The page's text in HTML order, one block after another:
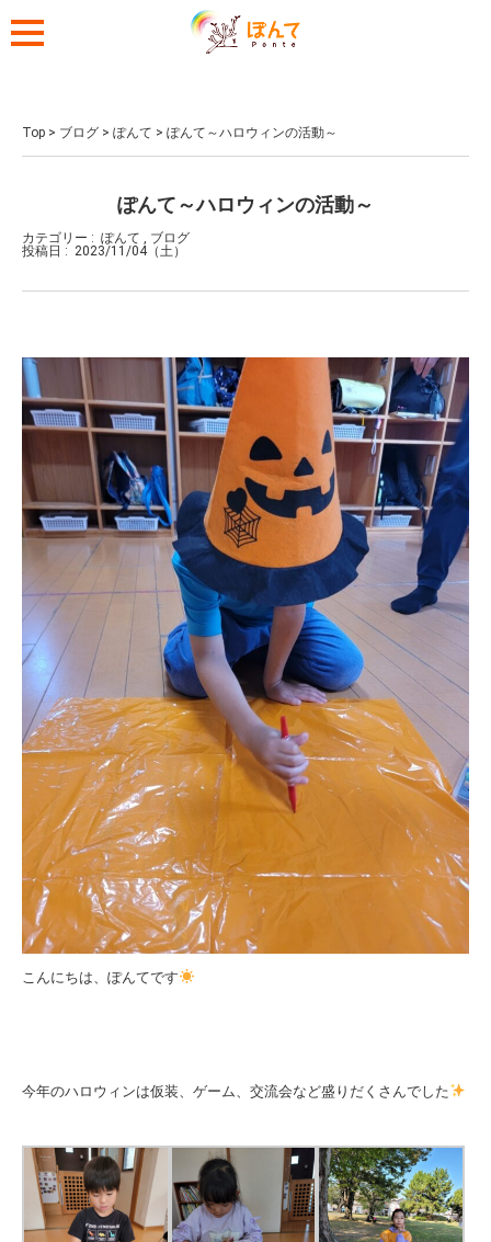
Top > ブログ > ぽんて > ぽんて～ハロウィンの活動～
ぽんて～ハロウィンの活動～
カテゴリー : ぽんて , ブログ
投稿日 : 2023/11/04（土）
こんにちは、ぽんてです
今年のハロウィンは仮装、ゲーム、交流会など盛りだくさんでした